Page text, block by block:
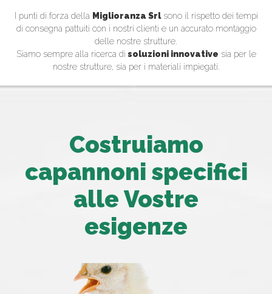
I punti di forza della Miglioranza Srlsono il rispetto dei tempi
di consegna pattuiti con i nostri clienti e un accurato montaggio
delle nostre strutture.
Siamo sempre alla ricerca di soluzioni innovative sia per le
nostre strutture, sia per i materiali impiegati.
Costruiamo
capannoni specifici
alle Vostre
esigenze